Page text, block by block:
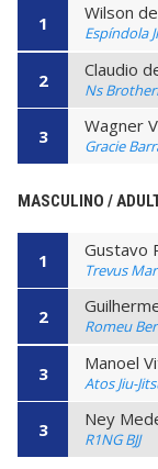
1 Wilson
Espíndola
2 Claudio
Ns
3 Wagner
Gracie
MASCULINO /
1 Gustavo
Trevus
2 Romeu
3 Manoel
Atos Jiu-
3 Ney
R1NG BJJ